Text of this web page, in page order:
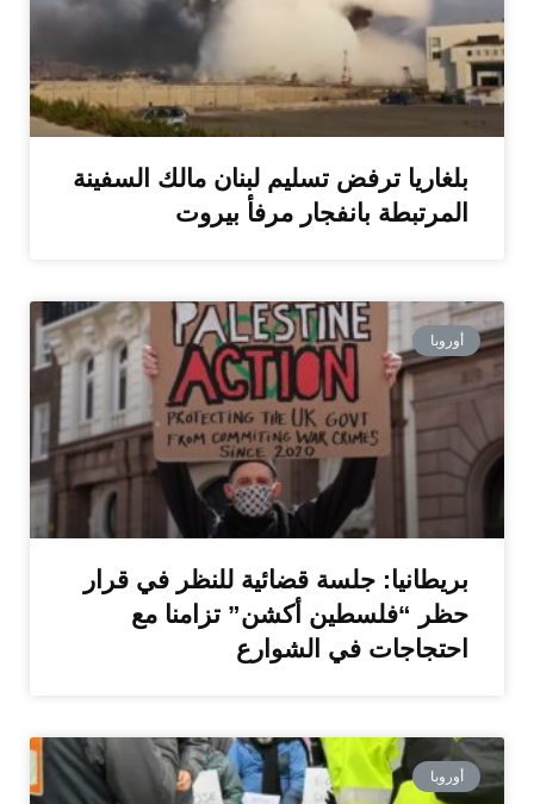
بلغاريا ترفض تسليم لبنان مالك السفينة
المرتبطة بانفجار مرفأ بيروت
أوروبا
بريطانيا: جلسة قضائية للنظر في قرار
حظر “فلسطين أكشن” تزامنا مع
احتجاجات في الشوارع
أوروبا